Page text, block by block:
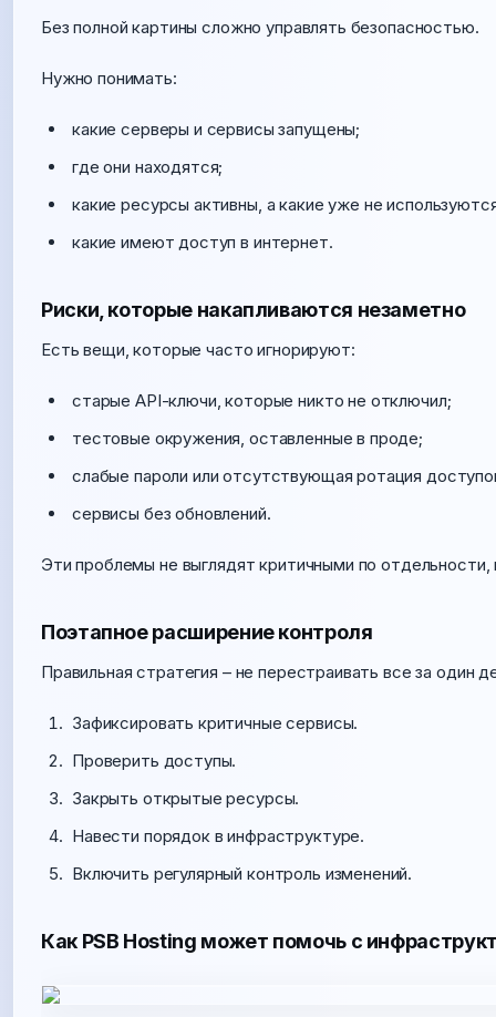
Без полной картины сложно управлять безопасностью.
Нужно понимать:
какие серверы и сервисы запущены;
где они находятся;
какие ресурсы активны, а какие уже не
какие имеют доступ в интернет.
Риски, которые накапливаются незаметно
Есть вещи, которые часто игнорируют:
старые API-ключи, которые никто не отключил;
тестовые окружения, оставленные в проде;
слабые пароли или отсутствующая ротация
сервисы без обновлений.
Эти проблемы не выглядят критичными по
Поэтапное расширение контроля
Правильная стратегия – не перестраивать все за один
Зафиксировать критичные сервисы.
Проверить доступы.
Закрыть открытые ресурсы.
Навести порядок в инфраструктуре.
Включить регулярный контроль изменений.
Как PSB Hosting может помочь с